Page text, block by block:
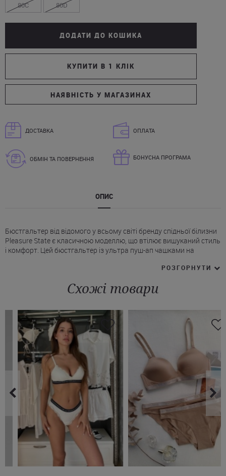
80C 80D
ДОДАТИ ДО КОШИКА
КУПИТИ В 1 КЛІК
НАЯВНІСТЬ У МАГАЗИНАХ
ДОСТАВКА ОПЛАТА
ОБМІН ТА ПОВЕРНЕННЯ БОНУСНА ПРОГРАМА
ОПИС
Бюстгальтер від відомого у всьому світі бренду спідньої білизни
Pleasure State є класичною моделлю, що втілює вишуканий стиль
і комфорт. Цей бюстгальтер із ультра пуш-ап чашками на
* Бретелі незнімні, регульовані, декоровані тріо кристалів.
Бюстгальтер Плеже стейт доступний на сайті у двох класичних
кольорах - фраппе і чорний. Бюст ультра пуш-ап Pleasure State
надасть Вашому образу грації. Зв'язавшись з нашими
менеджерами, Ви можете купити цю модель і оформити
доставку у Житомир або Дніпро, а також будь-яке інше місто
України.
РОЗГОРНУТИ
Схожі товари